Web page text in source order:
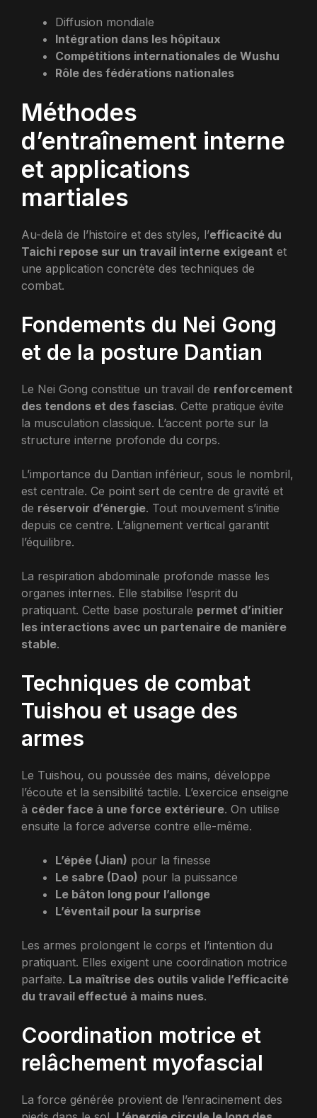
Diffusion mondiale
Intégration dans les hôpitaux
Compétitions internationales de Wushu
Rôle des fédérations nationales
Méthodes
d’entraînement interne
et applications
martiales
Au-delà de l’histoire et des styles, l’efficacité du
Taichi repose sur un travail interne exigeant et
une application concrète des techniques de
combat.
Fondements du Nei Gong
et de la posture Dantian
Le Nei Gong constitue un travail de renforcement
des tendons et des fascias. Cette pratique évite
la musculation classique. L’accent porte sur la
structure interne profonde du corps.
L’importance du Dantian inférieur, sous le nombril,
est centrale. Ce point sert de centre de gravité et
de réservoir d’énergie. Tout mouvement s’initie
depuis ce centre. L’alignement vertical garantit
l’équilibre.
La respiration abdominale profonde masse les
organes internes. Elle stabilise l’esprit du
pratiquant. Cette base posturale permet d’initier
les interactions avec un partenaire de manière
stable.
Techniques de combat
Tuishou et usage des
armes
Le Tuishou, ou poussée des mains, développe
l’écoute et la sensibilité tactile. L’exercice enseigne
à céder face à une force extérieure. On utilise
ensuite la force adverse contre elle-même.
L’épée (Jian) pour la finesse
Le sabre (Dao) pour la puissance
Le bâton long pour l’allonge
L’éventail pour la surprise
Les armes prolongent le corps et l’intention du
pratiquant. Elles exigent une coordination motrice
parfaite. La maîtrise des outils valide l’efficacité
du travail effectué à mains nues.
Coordination motrice et
relâchement myofascial
La force générée provient de l’enracinement des